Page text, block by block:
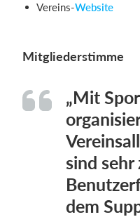
Vereins-Website
Mitgliederstimme
„Mit
sind
dem